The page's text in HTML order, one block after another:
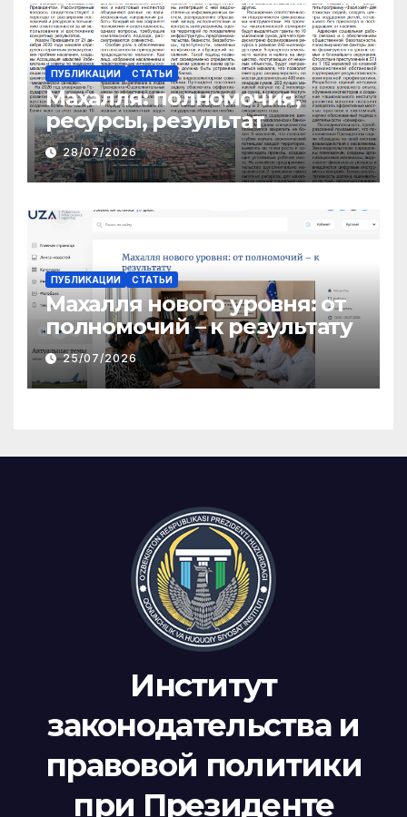
ПУБЛИКАЦИИ СТАТЬИ
Махалля:полномочия,
ресурсы, результат
28/07/2026
ПУБЛИКАЦИИ СТАТЬИ
Махалля нового уровня: от
полномочий – к результату
25/07/2026
Институт
законодательства и
правовой политики
при Президенте